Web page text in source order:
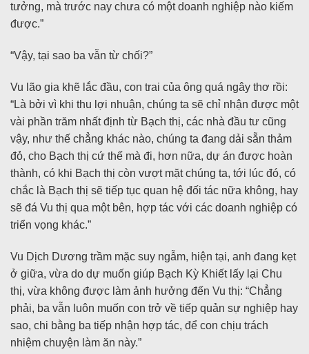
tưởng, mà trước nay chưa có một doanh nghiệp nào kiếm
được.”
“Vậy, tại sao ba vẫn từ chối?”
Vu lão gia khẽ lắc đầu, con trai của ông quá ngây thơ rồi:
“Là bởi vì khi thu lợi nhuận, chúng ta sẽ chỉ nhận được một
vài phần trăm nhất định từ Bạch thị, các nhà đầu tư cũng
vậy, như thế chẳng khác nào, chúng ta đang dải sẵn thảm
đỏ, cho Bạch thị cứ thế mà đi, hơn nữa, dự án được hoàn
thành, có khi Bạch thị còn vượt mặt chúng ta, tới lúc đó, có
chắc là Bạch thị sẽ tiếp tục quan hệ đối tác nữa không, hay
sẽ đá Vu thị qua một bên, hợp tác với các doanh nghiệp có
triển vọng khác.”
Vu Dịch Dương trầm mặc suy ngẫm, hiện tại, anh đang kẹt
ở giữa, vừa do dự muốn giúp Bạch Kỳ Khiết lấy lại Chu
thị, vừa không được làm ảnh hưởng đến Vu thị: “Chẳng
phải, ba vẫn luôn muốn con trở về tiếp quản sự nghiệp hay
sao, chi bằng ba tiếp nhận hợp tác, để con chịu trách
nhiệm chuyện làm ăn này.”